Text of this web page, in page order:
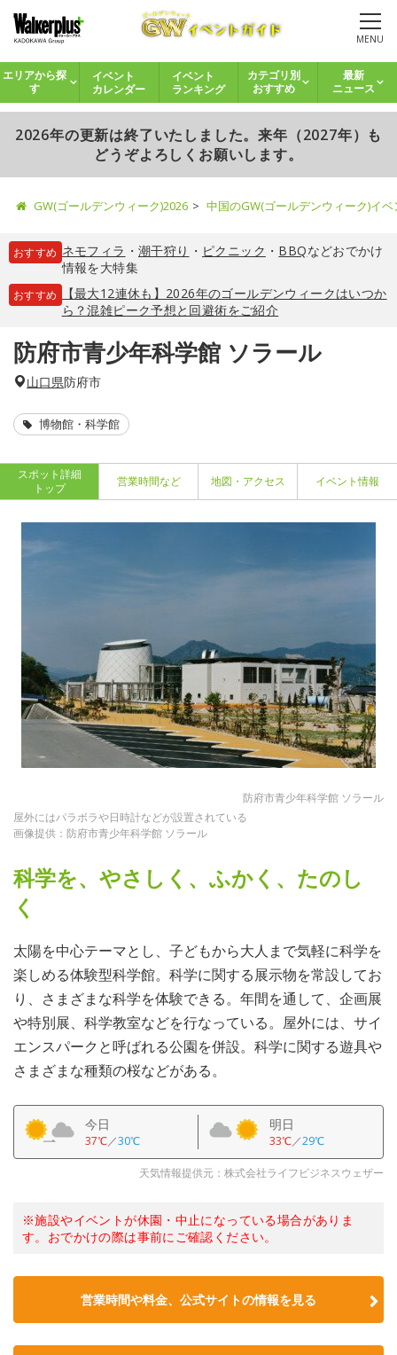
MENU
エリアから探
す
イベント
カレンダー
イベント
ランキング
カテゴリ別
おすすめ
最新
ニュース
2026年の更新は終了いたしました。来年（2027年）も
どうぞよろしくお願いします。
GW(ゴールデンウィーク)2026 中国のGW(ゴールデンウィーク)イ
おすすめ ネモフィラ ・ 潮干狩り ・ ピクニック ・ BBQなどおでかけ
情報を大特集
おすすめ
【最大12連休も】2026年のゴールデンウィークはいつか
ら？混雑ピーク予想と回避術をご紹介
防府市青少年科学館 ソラール
山口県防府市
博物館・科学館
スポット詳細
トップ
営業時間など 地図・アクセス イベント情報
防府市青少年科学館 ソラール
屋外にはパラボラや日時計などが設置されている
画像提供：防府市青少年科学館 ソラール
科学を、やさしく、ふかく、たのし
く
太陽を中心テーマとし、子どもから大人まで気軽に科学を
楽しめる体験型科学館。科学に関する展示物を常設してお
り、さまざまな科学を体験できる。年間を通して、企画展
や特別展、科学教室などを行なっている。屋外には、サイ
エンスパークと呼ばれる公園を併設。科学に関する遊具や
さまざまな種類の桜などがある。
今日
37℃／30℃
明日
33℃／29℃
天気情報提供元：株式会社ライフビジネスウェザー
※施設やイベントが休園・中止になっている場合がありま
す。おでかけの際は事前にご確認ください。
営業時間や料金、公式サイトの情報を見る